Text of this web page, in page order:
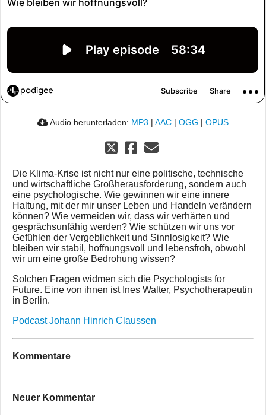
Audio herunterladen: MP3 | AAC | OGG | OPUS
Die Klima-Krise ist nicht nur eine politische, technische
und wirtschaftliche Großherausforderung, sondern auch
eine psychologische. Wie gewinnen wir eine innere
Haltung, mit der mir unser Leben und Handeln verändern
können? Wie vermeiden wir, dass wir verhärten und
gesprächsunfähig werden? Wie schützen wir uns vor
Gefühlen der Vergeblichkeit und Sinnlosigkeit? Wie
bleiben wir stabil, hoffnungsvoll und lebensfroh, obwohl
wir um eine große Bedrohung wissen?
Solchen Fragen widmen sich die Psychologists for
Future. Eine von ihnen ist Ines Walter, Psychotherapeutin
in Berlin.
Podcast Johann Hinrich Claussen
Kommentare
Neuer Kommentar